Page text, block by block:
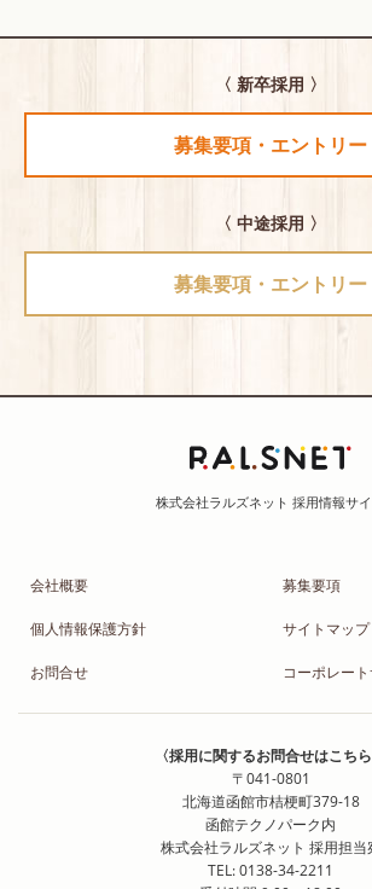
〈 新卒採用 〉
募集要項・エントリー
〈 中途採用 〉
募集要項・エントリー
会社概要 募集要項
個人情報保護方針 サイトマップ
お問合せ コーポレート
〈採用に関するお問合せはこちら
〒041-0801
北海道函館市桔梗町379-18
函館テクノパーク内
株式会社ラルズネット 採用担当
TEL: 0138-34-2211